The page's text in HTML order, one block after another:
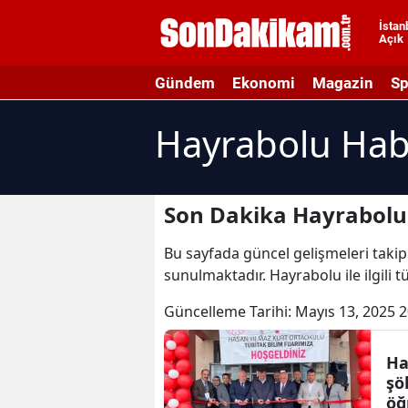
Açık
Gündem Ekonomi Magazin
Hayrabolu
Son Dakika
Bu sayfada güncel gelişmeleri
sunulmaktadır. Hayrabolu ile ilgili
Güncelleme Tarihi: Mayıs 13, 2025